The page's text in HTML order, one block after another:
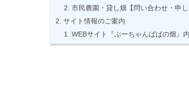
市民農園・貸し畑【問い合わせ・申し
サイト情報のご案内
WEBサイト『ぶーちゃんばばの畑』